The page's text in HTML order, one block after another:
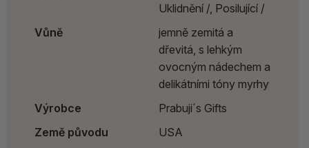
Uklidnění /, Posilující /
Vůně
jemně zemitá a
dřevitá, s lehkým
ovocným nádechem a
delikátními tóny myrhy
Výrobce
Prabuji´s Gifts
Země původu
USA